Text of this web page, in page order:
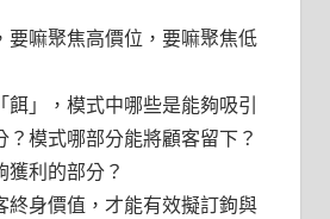
要嘛聚焦高價位，要嘛聚焦低
餌」，模式中哪些是能夠吸引
？模式哪部分能將顧客留下？
獲利的部分？
終身價值，才能有效擬訂鉤與